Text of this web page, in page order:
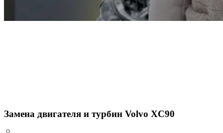
Замена двигателя и турбин Volvo XC90